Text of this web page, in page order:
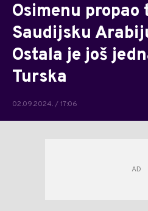
Osimenu
Saudijsku
Ostala je još
Turska
02.09.2024. / 17:06